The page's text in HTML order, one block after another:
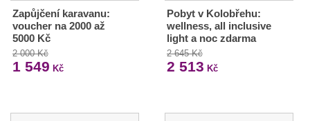
Zapůjčení karavanu:
voucher na 2000 až
5000 Kč
2 000 Kč
1 549 Kč
Pobyt v Kolobřehu:
wellness, all inclusive
light a noc zdarma
2 645 Kč
2 513 Kč